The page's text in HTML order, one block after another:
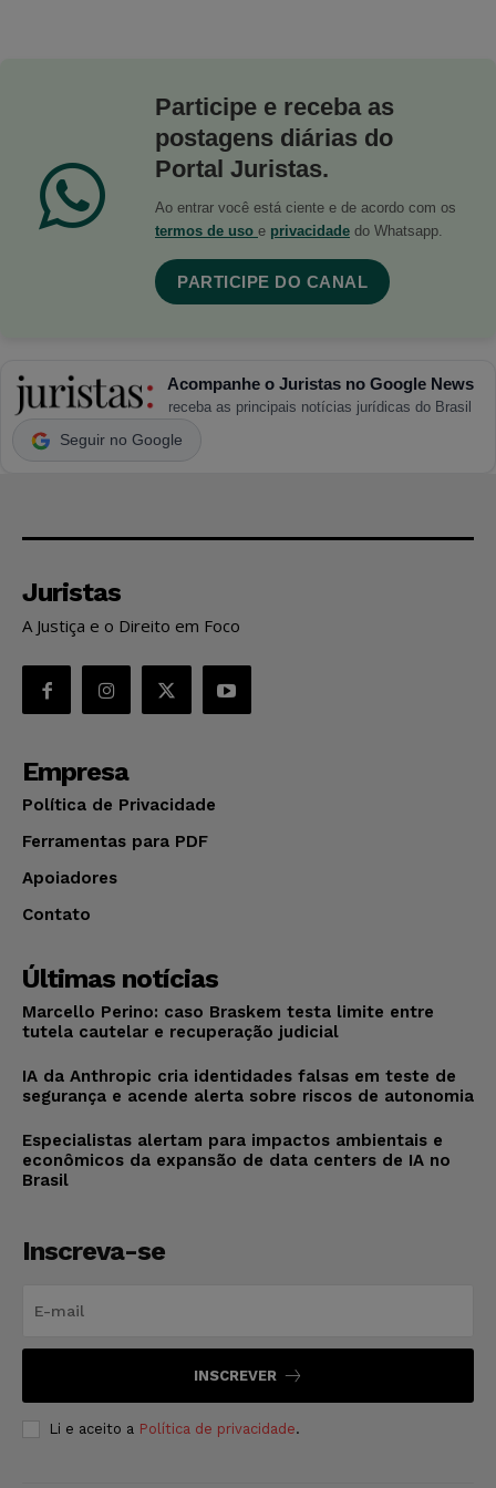
Participe e receba as
postagens diárias do
Portal Juristas.
Ao entrar você está ciente e de acordo com os
termos de uso e privacidade do Whatsapp.
PARTICIPE DO CANAL
Acompanhe o Juristas no Google News
receba as principais notícias jurídicas do Brasil
Seguir no Google
Juristas
A Justiça e o Direito em Foco
Empresa
Política de Privacidade
Ferramentas para PDF
Apoiadores
Contato
Últimas notícias
Marcello Perino: caso Braskem testa limite entre
tutela cautelar e recuperação judicial
IA da Anthropic cria identidades falsas em teste de
segurança e acende alerta sobre riscos de autonomia
Especialistas alertam para impactos ambientais e
econômicos da expansão de data centers de IA no
Brasil
Inscreva-se
INSCREVER
Li e aceito a Política de privacidade.